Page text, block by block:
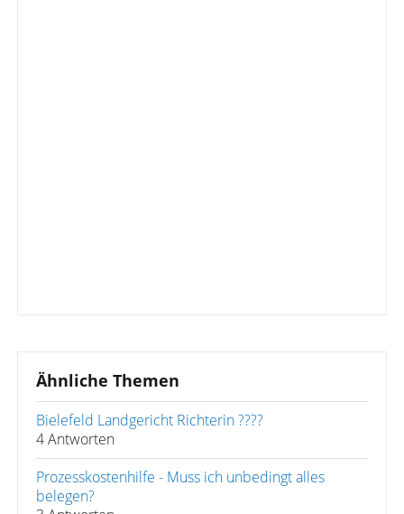
Ähnliche Themen
Bielefeld Landgericht Richterin ????
4 Antworten
Prozesskostenhilfe - Muss ich unbedingt alles
belegen?